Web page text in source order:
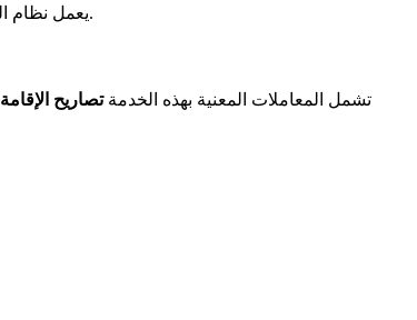
يعمل نظام التنبيه لدينا بشكل آلي، حيث يراقب باستمرار توافر المواعيد في المكتب. وبالتالي، ستتلقى إشعارات في الوقت الحقيقي، مما يتيح لك تحديد موعد بسرعة.
تشمل المعاملات المعنية بهذه الخدمةتصاريح الإقامة